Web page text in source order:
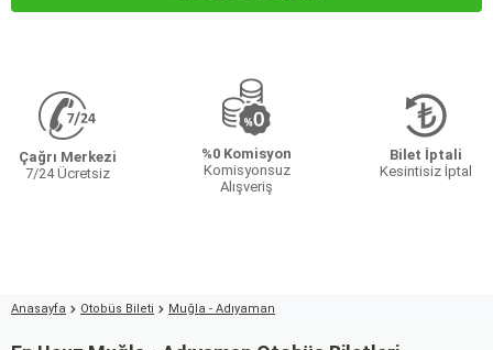
Çağrı Merkezi
7/24 Ücretsiz
%0 Komisyon
Komisyonsuz
Alışveriş
Bilet İptali
Kesintisiz İptal
Anasayfa Otobüs Bileti Muğla - Adıyaman